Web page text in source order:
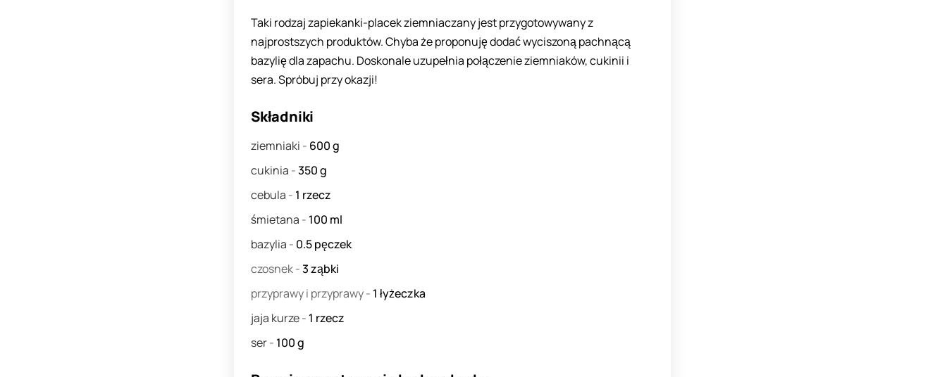
Taki rodzaj zapiekanki-placek ziemniaczany jest przygotowywany z
najprostszych produktów. Chyba że proponuję dodać wyciszoną pachnącą
bazylię dla zapachu. Doskonale uzupełnia połączenie ziemniaków, cukinii i
sera. Spróbuj przy okazji!
Składniki
ziemniaki - 600g
cukinia -350g
cebula - 1 rzecz
śmietana - 100 ml
bazylia - 0.5pęczek
czosnek-3ząbki
przyprawy i przyprawy- 1 łyżeczka
jaja kurze- 1 rzecz
ser- 100g